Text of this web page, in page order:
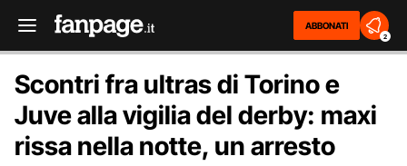
ABBONATI
2
Scontri fra ultras di Torino e
Juve alla vigilia del derby: maxi
rissa nella notte, un arresto